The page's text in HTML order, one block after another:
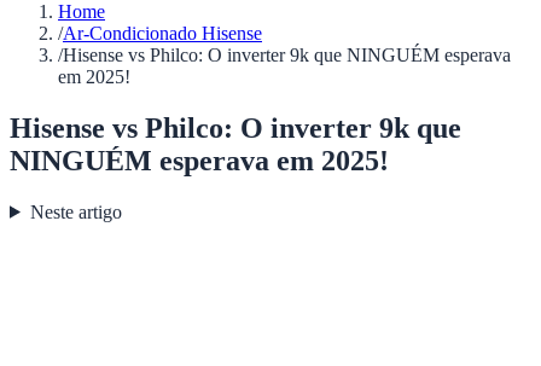
Home
/Ar-Condicionado Hisense
/Hisense vs Philco: O inverter 9k que NINGUÉM esperava
em 2025!
Hisense vs Philco: O inverter 9k que
NINGUÉM esperava em 2025!
Neste artigo